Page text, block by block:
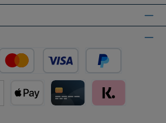
Kredit- oder Debitkarte über PayPal
Später Bezahlen